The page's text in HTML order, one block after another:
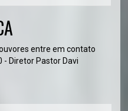
entre em contato
- Diretor Pastor Davi